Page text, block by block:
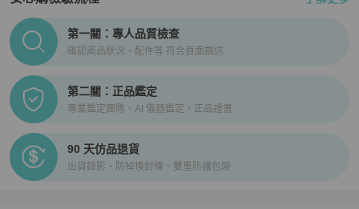
PopChill拍拍圈正品驗證、安心購檢驗流程介紹
第一關：專人品質檢查
確認商品狀況、配件等 符合頁面描述
第二關：正品鑑定
專業鑑定團隊、AI 儀器鑑定、正品證書
90 天仿品退貨
出貨錄影、防掉換封條、雙重防護包裝